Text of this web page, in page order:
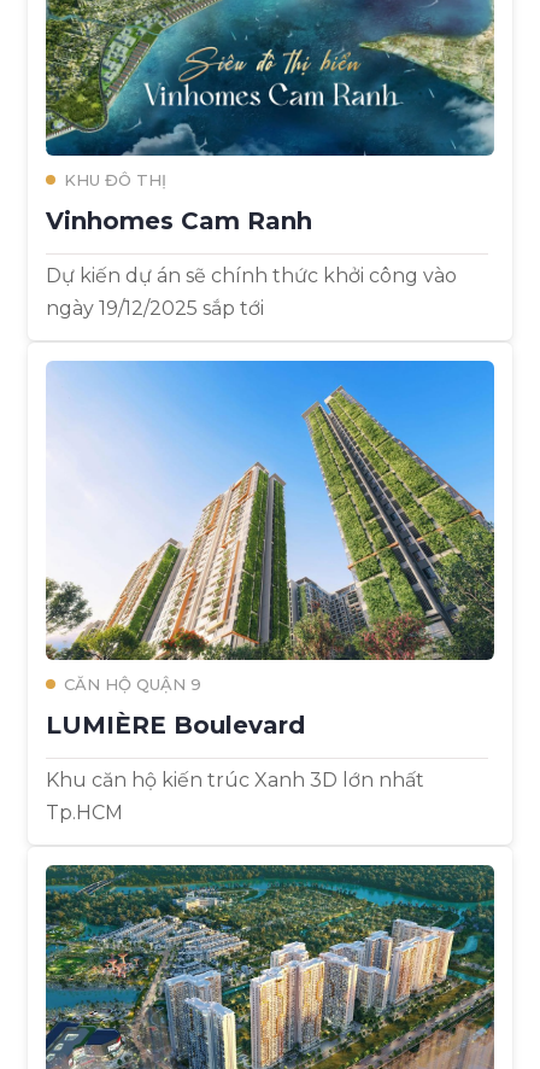
KHU ĐÔ THỊ
Vinhomes Cam Ranh
Dự kiến dự án sẽ chính thức khởi công vào
ngày 19/12/2025 sắp tới
CĂN HỘ QUẬN 9
LUMIÈRE Boulevard
Khu căn hộ kiến trúc Xanh 3D lớn nhất
Tp.HCM